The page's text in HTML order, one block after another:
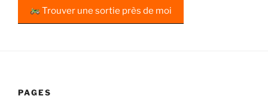
Trouver une sortie près de moi
PAGES